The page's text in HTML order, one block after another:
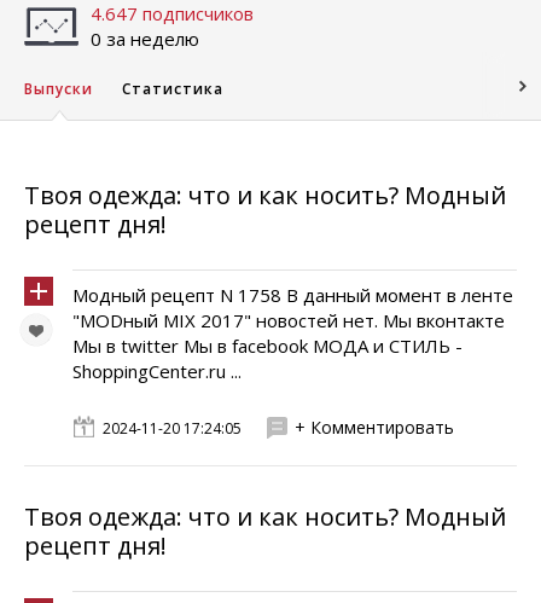
4.647 подписчиков
0 за неделю
Выпуски Статистика
Твоя одежда: что и как носить? Модный
рецепт дня!
Модный рецепт N 1758 В данный момент в ленте
"MODный MIX 2017" новостей нет. Мы вконтакте
Мы в twitter Мы в facebook МОДА и СТИЛЬ -
ShoppingCenter.ru ...
2024-11-20 17:24:05 + Комментировать
Твоя одежда: что и как носить? Модный
рецепт дня!